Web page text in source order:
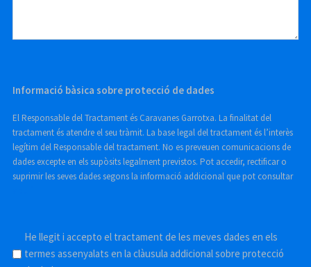
Informació bàsica sobre protecció de dades
El Responsable del Tractament és Caravanes Garrotxa. La finalitat del
tractament és atendre el seu tràmit. La base legal del tractament és l’interès
legítim del Responsable del tractament. No es preveuen comunicacions de
dades excepte en els supòsits legalment previstos. Pot accedir, rectificar o
suprimir les seves dades segons la informació addicional que pot consultar
Sin
nombre
He llegit i accepto el tractament de les meves dades en els
termes assenyalats en la clàusula addicional sobre protecció